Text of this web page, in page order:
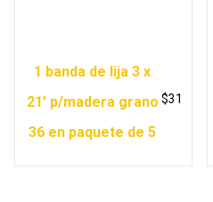
1 banda de lija 3 x
21′ p/madera grano
36 en paquete de 5
$31